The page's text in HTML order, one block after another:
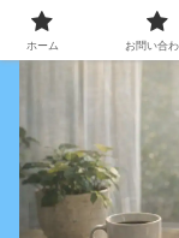
ホーム お問い合